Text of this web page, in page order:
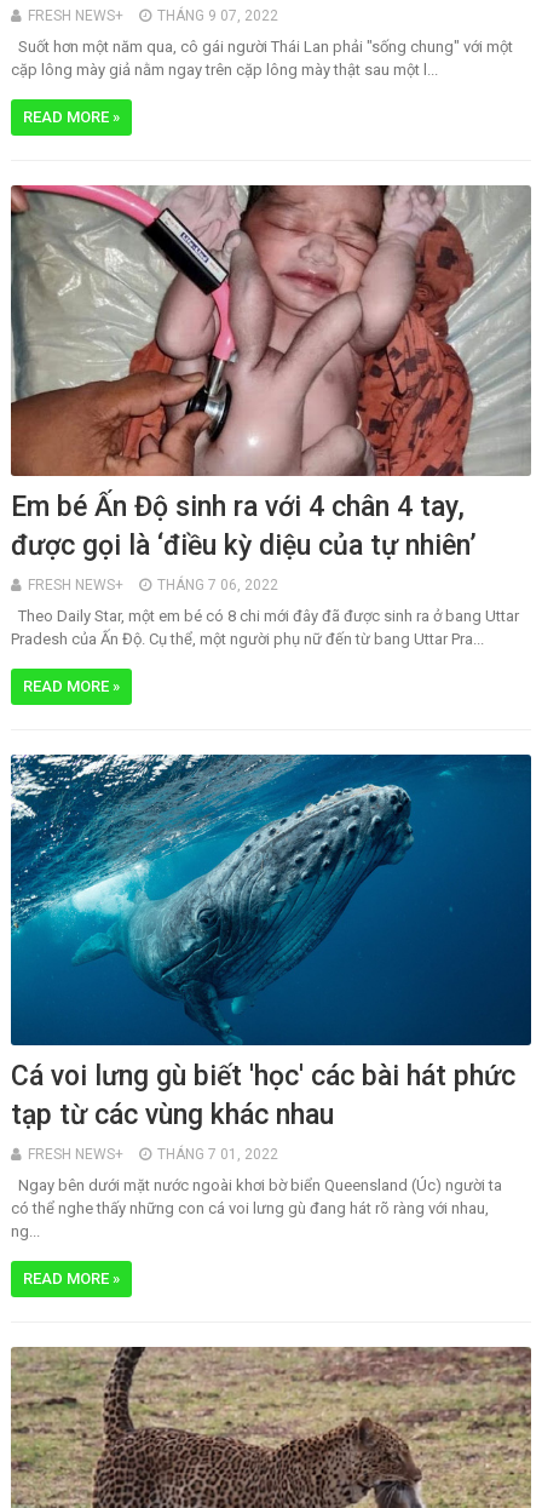
FRESH NEWS+ THÁNG 9 07, 2022
Suốt hơn một năm qua, cô gái người Thái Lan phải "sống chung" với một
cặp lông mày giả nằm ngay trên cặp lông mày thật sau một l...
READ MORE »
Em bé Ấn Độ sinh ra với 4 chân 4 tay,
được gọi là ‘điều kỳ diệu của tự nhiên’
FRESH NEWS+ THÁNG 7 06, 2022
Theo Daily Star, một em bé có 8 chi mới đây đã được sinh ra ở bang Uttar
Pradesh của Ấn Độ. Cụ thể, một người phụ nữ đến từ bang Uttar Pra...
READ MORE »
Cá voi lưng gù biết 'học' các bài hát phức
tạp từ các vùng khác nhau
FRESH NEWS+ THÁNG 7 01, 2022
Ngay bên dưới mặt nước ngoài khơi bờ biển Queensland (Úc) người ta
có thể nghe thấy những con cá voi lưng gù đang hát rõ ràng với nhau,
ng...
READ MORE »